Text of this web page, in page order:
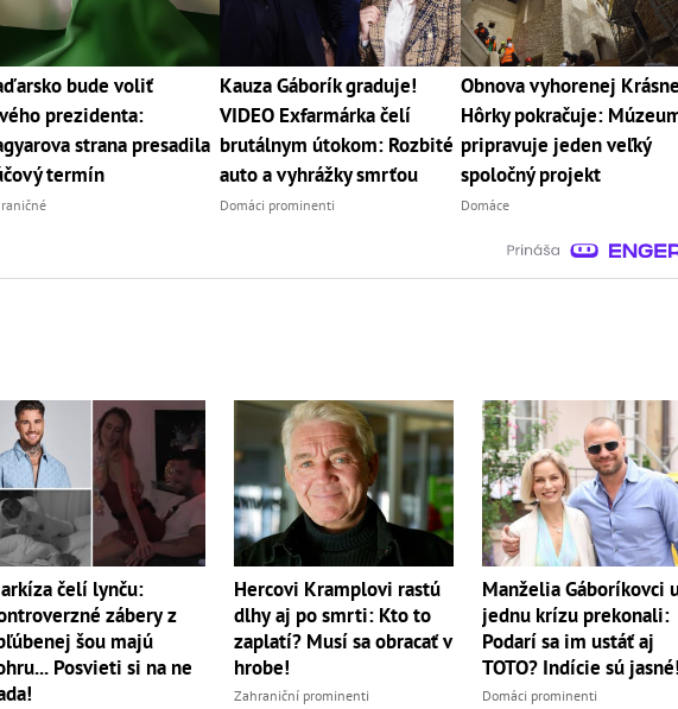
bude voliť
prezidenta:
strana presadila
termín
Kauza Gáborík graduje!
VIDEO Exfarmárka čelí
brutálnym útokom: Rozbité
auto a vyhrážky smrťou
Domáci prominenti
Obnova vyhorenej
Hôrky pokračuje:
pripravuje jeden veľký
spoločný projekt
Domáce
čelí lynču:
zábery z
šou majú
Posvieti si na ne
Hercovi Kramplovi rastú
dlhy aj po smrti: Kto to
zaplatí? Musí sa obracať v
hrobe!
Zahraniční prominenti
Manželia Gáboríkovci
jednu krízu prekonali:
Podarí sa im ustáť aj
TOTO? Indície sú
Domáci prominenti